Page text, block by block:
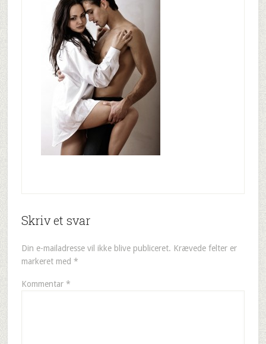
Skriv et svar
Din e-mailadresse vil ikke blive publiceret. Krævede felter er
markeret med *
Kommentar *